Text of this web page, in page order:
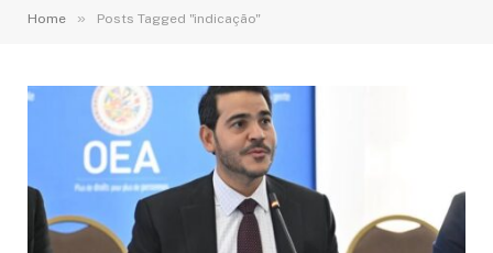
Home » Posts Tagged "indicação"